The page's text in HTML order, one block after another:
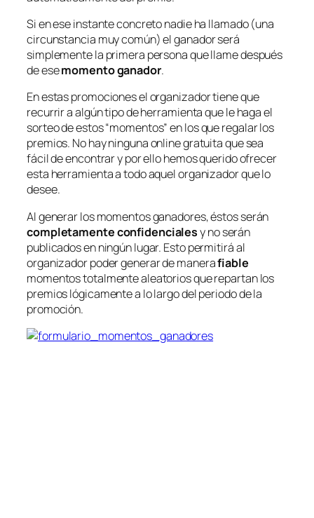
Si en ese instante concreto nadie ha llamado (una
circunstancia muy común) el ganador será
simplemente la primera persona que llame después
de esemomento ganador.
En estas promociones el organizador tiene que
recurrir a algún tipo de herramienta que le haga el
sorteo de estos “momentos” en los que regalar los
premios. No hay ninguna online gratuita que sea
fácil de encontrar y por ello hemos querido ofrecer
esta herramienta a todo aquel organizador que lo
desee.
Al generar los momentos ganadores, éstos serán
completamente confidencialesy no serán
publicados en ningún lugar. Esto permitirá al
organizador poder generar de manerafiable
momentos totalmente aleatorios que repartan los
premios lógicamente a lo largo del periodo de la
promoción.